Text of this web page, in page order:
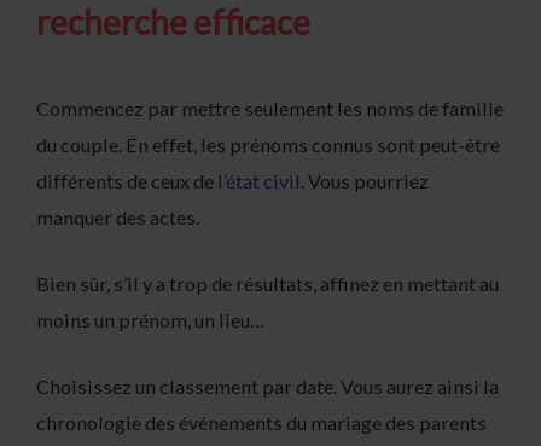
recherche efficace
Commencez par mettre seulement les noms de famille
du couple. En effet, les prénoms connus sont peut-être
différents de ceux de l’état civil. Vous pourriez
manquer des actes.
Bien sûr, s’il y a trop de résultats, affinez en mettant au
moins un prénom, un lieu…
Choisissez un classement par date. Vous aurez ainsi la
chronologie des événements du mariage des parents